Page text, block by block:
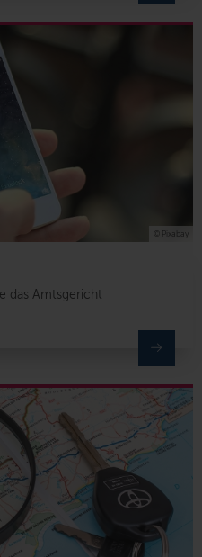
das Amtsgericht
© Pixabay